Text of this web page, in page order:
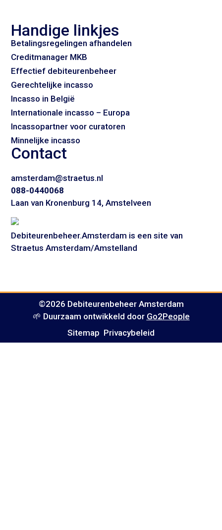
Debiteurenbeheer.Amsterdam is een site van
Straetus Amsterdam/Amstelland
Contact
amsterdam@straetus.nl
088-0440068
Laan van Kronenburg 14, Amstelveen
Handige linkjes
Betalingsregelingen afhandelen
Creditmanager MKB
Effectief debiteurenbeheer
Gerechtelijke incasso
Incasso in België
Internationale incasso – Europa
Incassopartner voor curatoren
Minnelijke incasso
Sitemap Privacybeleid
©2026 Debiteurenbeheer Amsterdam
🌱 Duurzaam ontwikkeld door Go2People